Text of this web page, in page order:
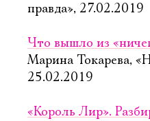
правда», 27.02.2019
Что вышло из
Марина Токарева,
25.02.2019
«Король Лир».